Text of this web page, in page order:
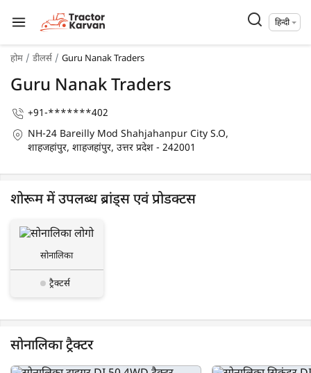
हिन्दी
होम डीलर्स Guru Nanak Traders
Guru Nanak Traders
+91-*******402
NH-24 Bareilly Mod Shahjahanpur City S.O,
शाहजहांपुर, शाहजहांपुर, उत्तर प्रदेश - 242001
शोरूम में उपलब्ध ब्रांड्स एवं प्रोडक्टस
सोनालिका
ट्रैक्टर्स
सोनालिका ट्रैक्टर